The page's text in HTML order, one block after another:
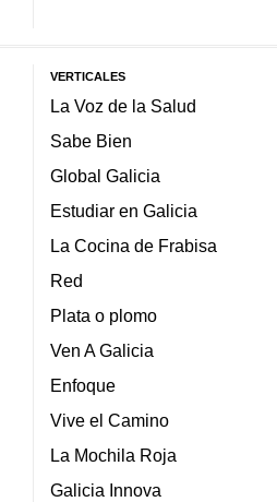
VERTICALES
La Voz de la Salud
Sabe Bien
Global Galicia
Estudiar en Galicia
La Cocina de Frabisa
Red
Plata o plomo
Ven A Galicia
Enfoque
Vive el Camino
La Mochila Roja
Galicia Innova